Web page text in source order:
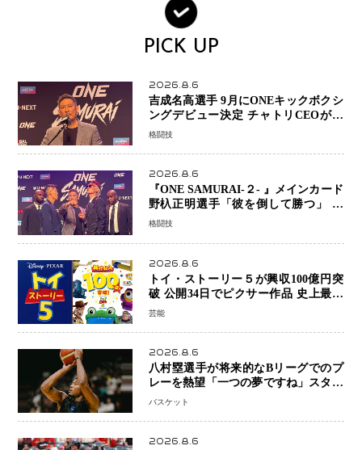
PICK UP
2026.8.6
吉成名高選手 9月にONEキックボクシ
ングデビュー決定 チャトリCEOがサ
プライズ発表 2カ月連続参戦へ
格闘技
2026.8.6
『ONE SAMURAI-２- 』メインカード
野杁正明選手「彼を倒して勝つ」 リ
ウ・メンヤンとの因縁に決着へ 再起
初戦
格闘技
2026.8.6
トイ・ストーリー５が興収100億円突
破 公開34日でピクサー作品 史上最速
日本歴代シリーズ最高更新も目前
芸能
2026.8.6
八村塁選手が将来的なBリーグでのプ
レーを熱望「一つの夢ですね」スター
帰還がリーグ価値を押し上げる可能性
バスケット
2026.8.6